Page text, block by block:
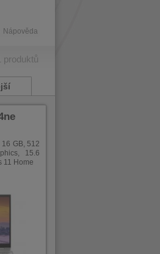
Nápověda
produktů
GB, 512
15.6
11 Home